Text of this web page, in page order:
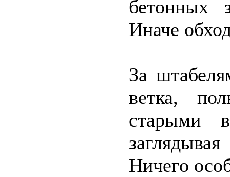
бетонных
Иначе
За
ветка,
старыми
Ничего